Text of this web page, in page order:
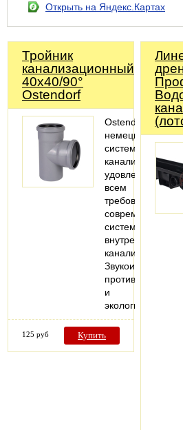
Открыть на Яндекс.Картах
Тройник
канализационный
40х40/90°
Ostendorf
Ostendorf-
немецкая
система
канализации,
всем
требованиям
современных
систем
внутренней
канализации.
Звукоизоляция,
противопожарная
и
экологическая…
125 руб Купить